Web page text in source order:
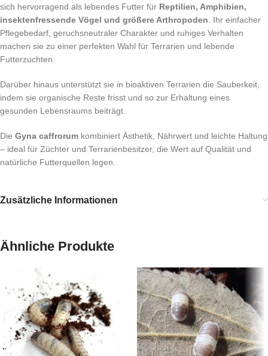
sich hervorragend als lebendes Futter für Reptilien, Amphibien,
insektenfressende Vögel und größere Arthropoden . Ihr einfacher
Pflegebedarf, geruchsneutraler Charakter und ruhiges Verhalten
machen sie zu einer perfekten Wahl für Terrarien und lebende
Futterzuchten.
Darüber hinaus unterstützt sie in bioaktiven Terrarien die Sauberkeit,
indem sie organische Reste frisst und so zur Erhaltung eines
gesunden Lebensraums beiträgt.
Die Gyna caffrorum kombiniert Ästhetik, Nährwert und leichte Haltung
– ideal für Züchter und Terrarienbesitzer, die Wert auf Qualität und
natürliche Futterquellen legen.
Zusätzliche Informationen
Ähnliche Produkte